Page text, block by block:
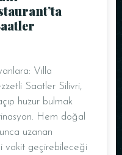
Villa
Saatler Silivri,
huzur bulmak
Hem doğal
uzanan
vakit geçirebileceği